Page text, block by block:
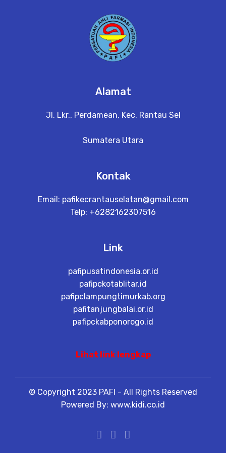
Alamat
Jl. Lkr., Perdamean, Kec. Rantau Sel
Sumatera Utara
Kontak
Email: pafikecrantauselatan@gmail.com
Telp: +6282162307516
Link
pafipusatindonesia.or.id
pafipckotablitar.id
pafipclampungtimurkab.org
pafitanjungbalai.or.id
pafipckabponorogo.id
Lihat link lengkap
© Copyright 2023 PAFI - All Rights Reserved
Powered By: www.kidi.co.id